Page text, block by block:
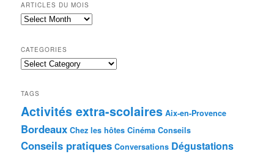
ARTICLES DU MOIS
Articles
CATEGORIES
Categories
TAGS
Activités extra-scolaires Aix-en-Provence
Bordeaux Chez les hôtes Cinéma Conseils
Conseils pratiques Conversations Dégustations